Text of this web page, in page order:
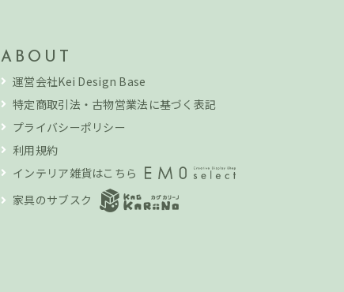
ABOUT
運営会社Kei Design Base
特定商取引法・古物営業法に基づく表記
プライバシーポリシー
利用規約
インテリア雑貨はこちら
家具のサブスク